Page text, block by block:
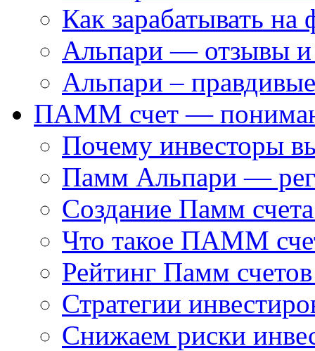
Как зарабатывать
Альпари — отзывы и
Альпари –
ПАММ счет —
Почему инвесторы
Памм Альпари —
Создание Памм
Что такое ПАММ
Рейтинг Памм
Стратегии
Снижаем риски